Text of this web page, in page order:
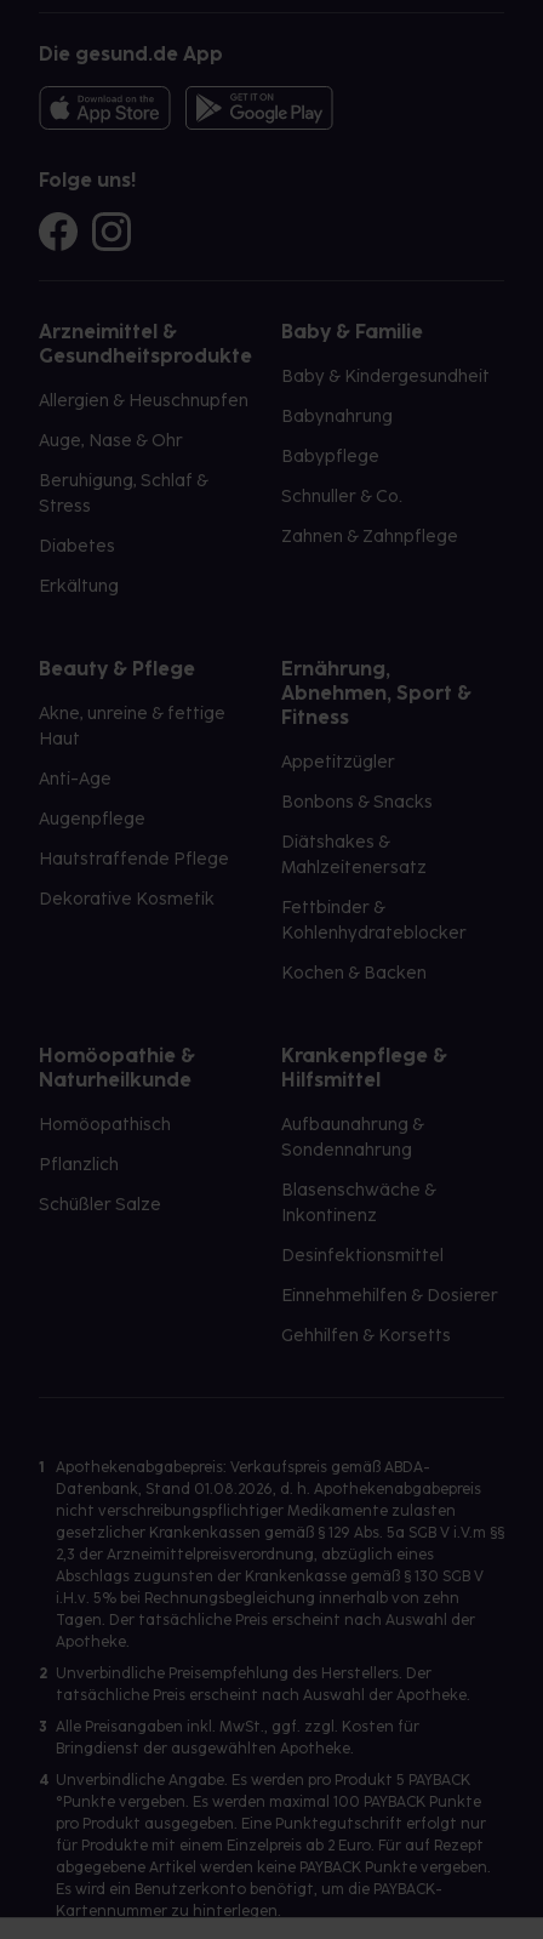
Die gesund.de App
Folge uns!
Arzneimittel &
Gesundheitsprodukte
Allergien & Heuschnupfen
Auge, Nase & Ohr
Beruhigung, Schlaf &
Stress
Diabetes
Erkältung
Baby & Familie
Baby & Kindergesundheit
Babynahrung
Babypflege
Schnuller & Co.
Zahnen & Zahnpflege
Beauty & Pflege
Akne, unreine & fettige
Haut
Anti-Age
Augenpflege
Hautstraffende Pflege
Dekorative Kosmetik
Ernährung,
Abnehmen, Sport &
Fitness
Appetitzügler
Bonbons & Snacks
Diätshakes &
Mahlzeitenersatz
Fettbinder &
Kohlenhydrateblocker
Kochen & Backen
Homöopathie &
Naturheilkunde
Homöopathisch
Pflanzlich
Schüßler Salze
Krankenpflege &
Hilfsmittel
Aufbaunahrung &
Sondennahrung
Blasenschwäche &
Inkontinenz
Desinfektionsmittel
Einnehmehilfen & Dosierer
Gehhilfen & Korsetts
1
Apothekenabgabepreis: Verkaufspreis gemäß ABDA-
Datenbank, Stand 01.08.2026, d. h. Apothekenabgabepreis
nicht verschreibungspflichtiger Medikamente zulasten
gesetzlicher Krankenkassen gemäß § 129 Abs. 5a SGB V i.V.m §§
2,3 der Arzneimittelpreisverordnung, abzüglich eines
Abschlags zugunsten der Krankenkasse gemäß § 130 SGB V
i.H.v. 5% bei Rechnungsbegleichung innerhalb von zehn
Tagen. Der tatsächliche Preis erscheint nach Auswahl der
Apotheke.
2 Unverbindliche Preisempfehlung des Herstellers. Der
tatsächliche Preis erscheint nach Auswahl der Apotheke.
3 Alle Preisangaben inkl. MwSt., ggf. zzgl. Kosten für
Bringdienst der ausgewählten Apotheke.
4 Unverbindliche Angabe. Es werden pro Produkt 5 PAYBACK
°Punkte vergeben. Es werden maximal 100 PAYBACK Punkte
pro Produkt ausgegeben. Eine Punktegutschrift erfolgt nur
für Produkte mit einem Einzelpreis ab 2 Euro. Für auf Rezept
abgegebene Artikel werden keine PAYBACK Punkte vergeben.
Es wird ein Benutzerkonto benötigt, um die PAYBACK-
Kartennummer zu hinterlegen.